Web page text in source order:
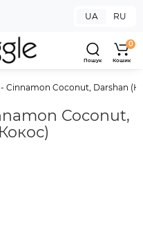
UA RU
Пошук
0
Кошик
- Cinnamon Coconut, Darshan
Coconut,